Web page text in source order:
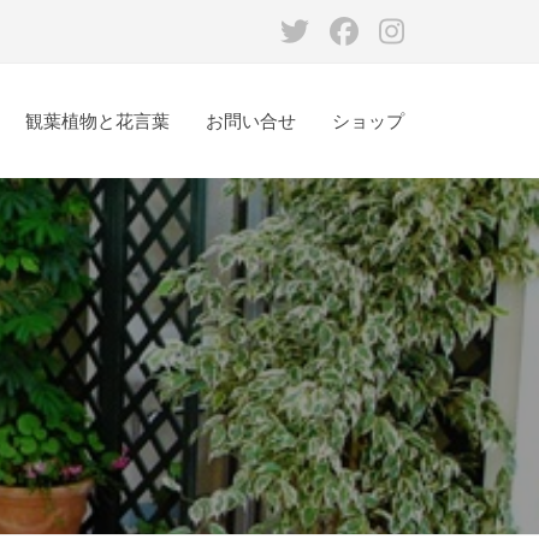
TwitterFacebookInstagram
観葉植物と花言葉 お問い合せ ショップ